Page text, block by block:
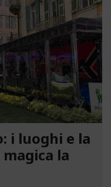
i luoghi e la
la